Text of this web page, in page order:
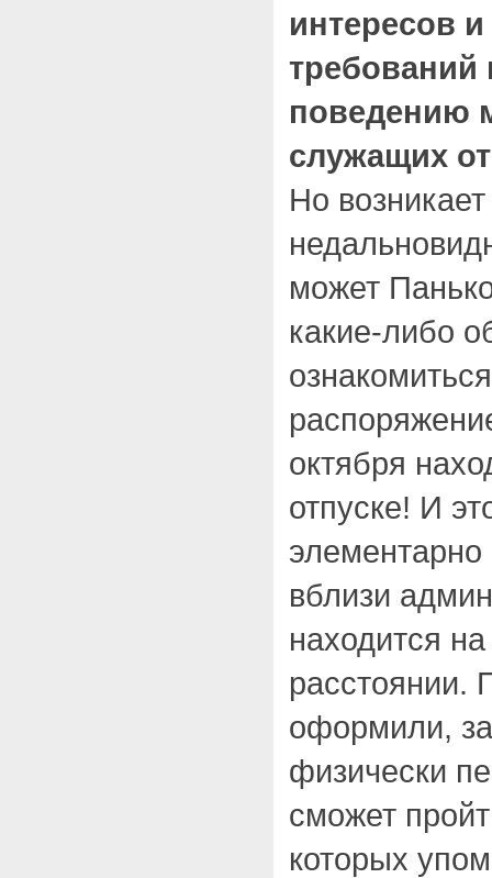
интересов
требований
поведению
служащих
Но
может
какие-либо
октября
отпуске! И
элементарно
вблизи
находится
расстоянии.
оформили,
физически
сможет
которых